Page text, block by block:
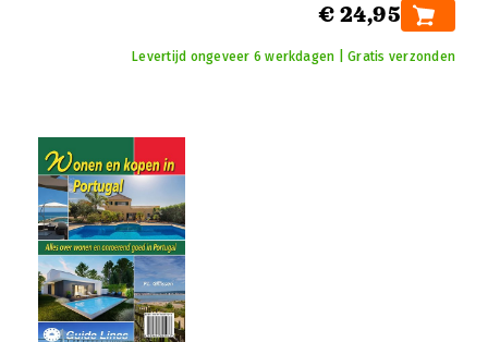
€ 24,95
Levertijd ongeveer 6 werkdagen | Gratis verzonden